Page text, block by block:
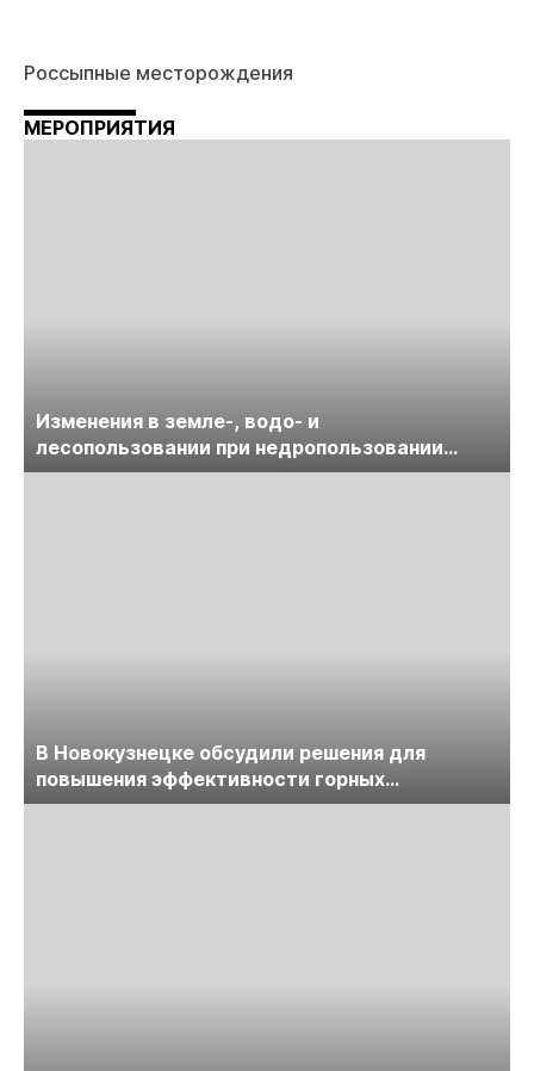
Россыпные месторождения
МЕРОПРИЯТИЯ
Изменения в земле-, водо- и
лесопользовании при недропользовании
обсудят на семинаре «ПравоТЭК»
В Новокузнецке обсудили решения для
повышения эффективности горных
предприятий